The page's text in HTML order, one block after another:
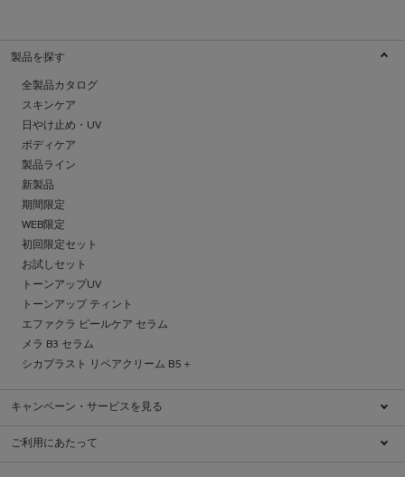
製品を探す
全製品カタログ
スキンケア
日やけ止め・UV
ボディケア
製品ライン
新製品
期間限定
WEB限定
初回限定セット
お試しセット
トーンアップUV
トーンアップ ティント
エファクラ ピールケア セラム
メラ B3 セラム
シカプラスト リペアクリーム B5＋
キャンペーン・サービスを見る
キャンペーン一覧
ご利用にあたって